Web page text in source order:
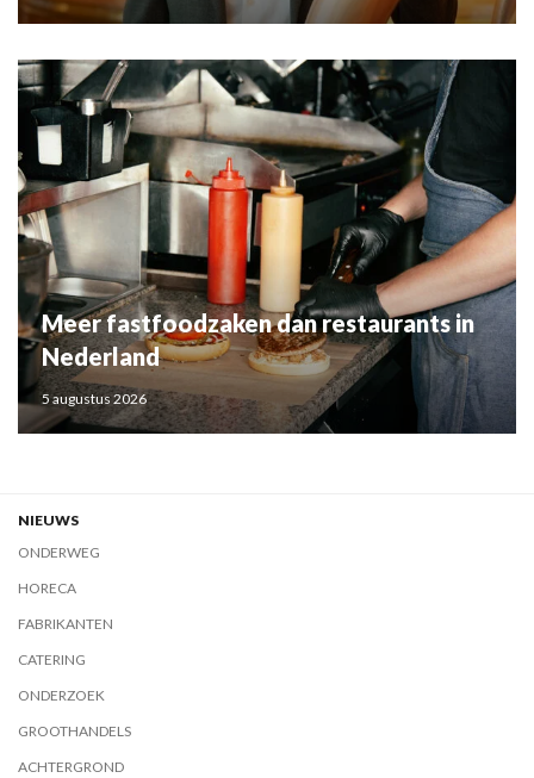
Meer fastfoodzaken dan restaurants in
Nederland
5 augustus 2026
NIEUWS
ONDERWEG
HORECA
FABRIKANTEN
CATERING
ONDERZOEK
GROOTHANDELS
ACHTERGROND